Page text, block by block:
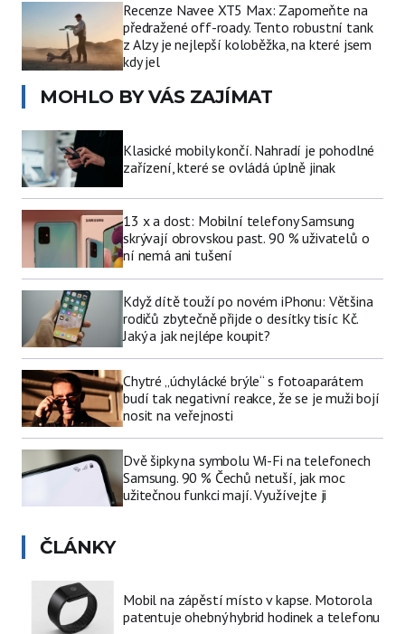
Recenze Navee XT5 Max: Zapomeňte na
předražené off-roady. Tento robustní tank
z Alzy je nejlepší koloběžka, na které jsem
kdy jel
MOHLO BY VÁS ZAJÍMAT
Klasické mobily končí. Nahradí je pohodlné
zařízení, které se ovládá úplně jinak
13 x a dost: Mobilní telefony Samsung
skrývají obrovskou past. 90 % uživatelů o
ní nemá ani tušení
Když dítě touží po novém iPhonu: Většina
rodičů zbytečně přijde o desítky tisíc Kč.
Jaký a jak nejlépe koupit?
Chytré „úchylácké brýle“ s fotoaparátem
budí tak negativní reakce, že se je muži bojí
nosit na veřejnosti
Dvě šipky na symbolu Wi-Fi na telefonech
Samsung. 90 % Čechů netuší, jak moc
užitečnou funkci mají. Využívejte ji
ČLÁNKY
Mobil na zápěstí místo v kapse. Motorola
patentuje ohebný hybrid hodinek a telefonu